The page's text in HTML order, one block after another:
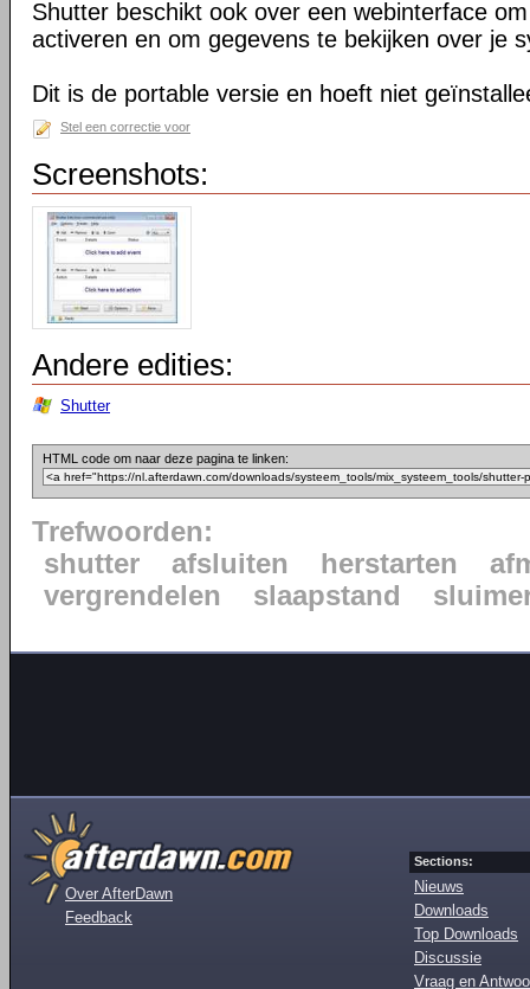
Shutter beschikt ook over een webinterface
activeren en om gegevens te bekijken over je
Dit is de portable versie en hoeft niet
Stel een correctie voor
Screenshots:
Andere edities:
Shutter
HTML code om naar deze pagina te linken:
Trefwoorden:
shutter
afsluiten herstarten
vergrendelen
slaapstand
Over AfterDawn
Feedback
Sections:
Nieuws
Downloads
Top Downloads
Discussie
Vraag en